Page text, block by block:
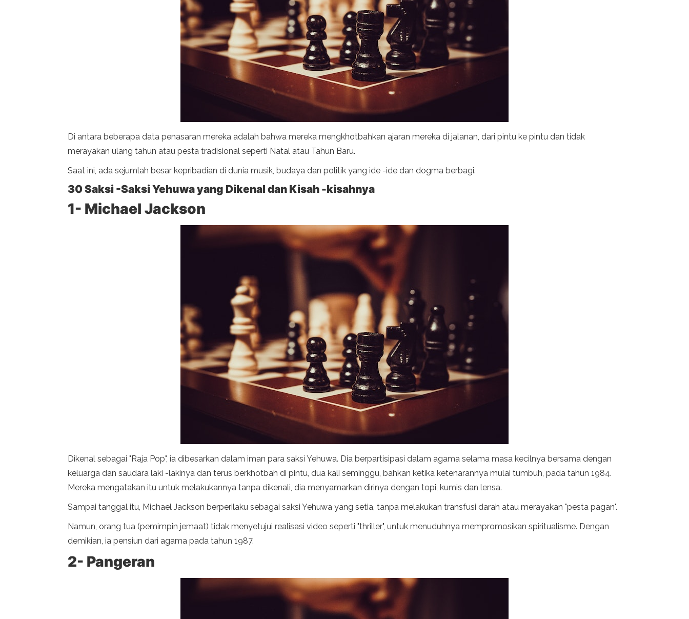
Di antara beberapa data penasaran mereka adalah bahwa mereka mengkhotbahkan ajaran mereka di jalanan, dari pintu ke pintu dan tidak
merayakan ulang tahun atau pesta tradisional seperti Natal atau Tahun Baru.
Saat ini, ada sejumlah besar kepribadian di dunia musik, budaya dan politik yang ide -ide dan dogma berbagi.
30 Saksi -Saksi Yehuwa yang Dikenal dan Kisah -kisahnya
1- Michael Jackson
Dikenal sebagai "Raja Pop", ia dibesarkan dalam iman para saksi Yehuwa. Dia berpartisipasi dalam agama selama masa kecilnya bersama dengan
keluarga dan saudara laki -lakinya dan terus berkhotbah di pintu, dua kali seminggu, bahkan ketika ketenarannya mulai tumbuh, pada tahun 1984.
Mereka mengatakan itu untuk melakukannya tanpa dikenali, dia menyamarkan dirinya dengan topi, kumis dan lensa.
Sampai tanggal itu, Michael Jackson berperilaku sebagai saksi Yehuwa yang setia, tanpa melakukan transfusi darah atau merayakan "pesta pagan".
Namun, orang tua (pemimpin jemaat) tidak menyetujui realisasi video seperti "thriller", untuk menuduhnya mempromosikan spiritualisme. Dengan
demikian, ia pensiun dari agama pada tahun 1987.
2- Pangeran